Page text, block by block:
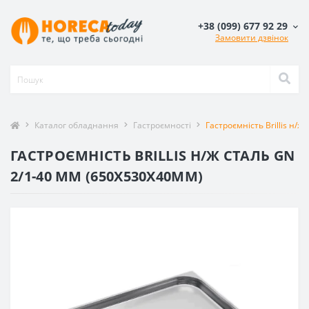
+38 (099) 677 92 29
Замовити дзвінок
Каталог обладнання Гастроємності Гастроємність Brillis н/
ГАСТРОЄМНІСТЬ BRILLIS Н/Ж СТАЛЬ GN
2/1-40 ММ (650X530X40ММ)